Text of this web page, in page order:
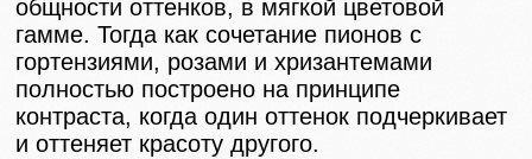
общности оттенков, в мягкой цветовой
гамме. Тогда как сочетание пионов с
гортензиями, розами и хризантемами
полностью построено на принципе
контраста, когда один оттенок подчеркивает
и оттеняет красоту другого.